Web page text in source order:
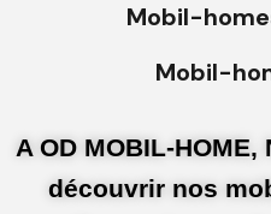
Mobil-
Mobil-
A OD MOBIL-
découvrir nos